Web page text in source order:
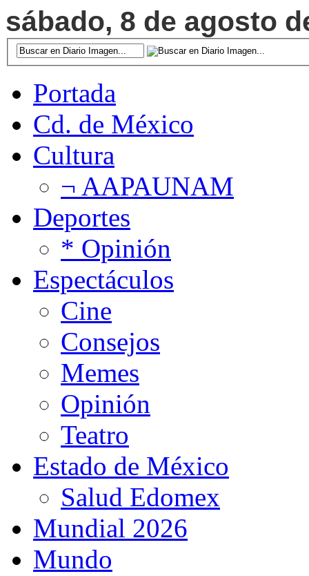
sábado, 8 de agosto
Portada
Cd. de México
Cultura
¬ AAPAUNAM
Deportes
* Opinión
Espectáculos
Cine
Consejos
Memes
Opinión
Teatro
Estado de México
Salud Edomex
Mundial 2026
Mundo